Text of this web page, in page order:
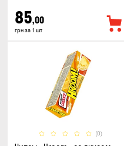
85,00
грн за 1 шт
(0)